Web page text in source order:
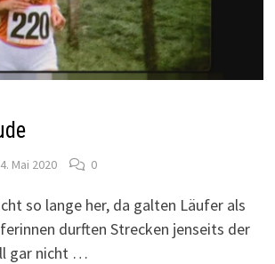
4. Mai 2020 0
so lange her, da galten Läufer als
durften Strecken jenseits der
gar nicht …